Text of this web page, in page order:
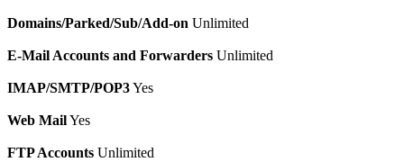
Domains/Parked/Sub/Add-on Unlimited
E-Mail Accounts and Forwarders Unlimited
IMAP/SMTP/POP3Yes
Web MailYes
FTP Accounts Unlimited